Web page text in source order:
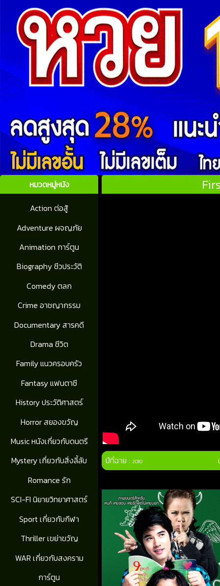
หมวดหมู่หนัง
Action ต่อสู้
Adventure ผจญภัย
Animation การ์ตูน
Biography ชีวประวัติ
Comedy ตลก
Crime อาชญากรรม
Documentary สารคดี
Drama ชีวิต
Family แนวครอบครัว
Fantasy แฟนตาซี
History ประวัติศาสตร์
Horror สยองขวัญ
Music หนังเกี่ยวกับดนตรี
Mystery เกี่ยวกับสิ่งลี้ลับ
Romance รัก
SCI-FI นิยายวิทยาศาสตร์
Sport เกี่ยวกับกีฬา
Thriller เขย่าขวัญ
WAR เกี่ยวกับสงคราม
การ์ตูน
ปีที่ฉาย :2010